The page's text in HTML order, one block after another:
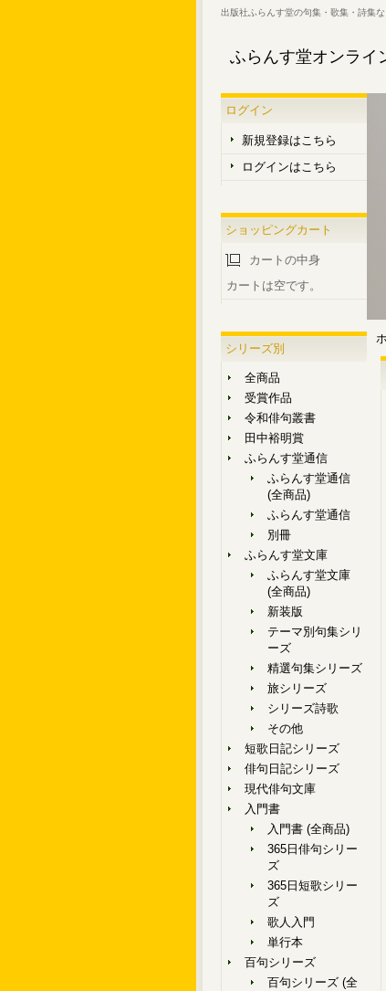
出版社ふらんす堂の句集・歌集・詩集
ふらんす堂オンライ
ログイン
新規登録はこちら
ログインはこちら
ショッピングカート
カートの中身
カートは空です。
シリーズ別
全商品
受賞作品
令和俳句叢書
田中裕明賞
ふらんす堂通信
ふらんす堂通信
(全商品)
ふらんす堂通信
別冊
ふらんす堂文庫
ふらんす堂文庫
(全商品)
新装版
テーマ別句集シリ
ーズ
精選句集シリーズ
旅シリーズ
シリーズ詩歌
その他
短歌日記シリーズ
俳句日記シリーズ
現代俳句文庫
入門書
入門書 (全商品)
365日俳句シリー
ズ
365日短歌シリー
ズ
歌人入門
単行本
百句シリーズ
百句シリーズ (全